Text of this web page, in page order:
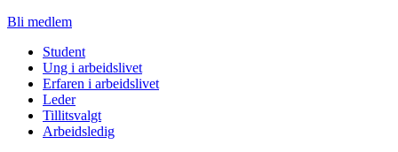
Bli medlem
Student
Ung i arbeidslivet
Erfaren i arbeidslivet
Leder
Tillitsvalgt
Arbeidsledig